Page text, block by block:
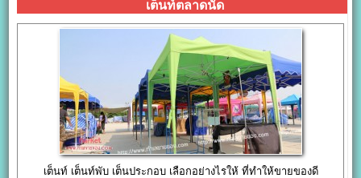
เต็นท์ตลาดนัด
เต็นท์ เต็นท์พับ เต็นประกอบ เลือกอย่างไรให้ ที่ทำให้ขายของดี